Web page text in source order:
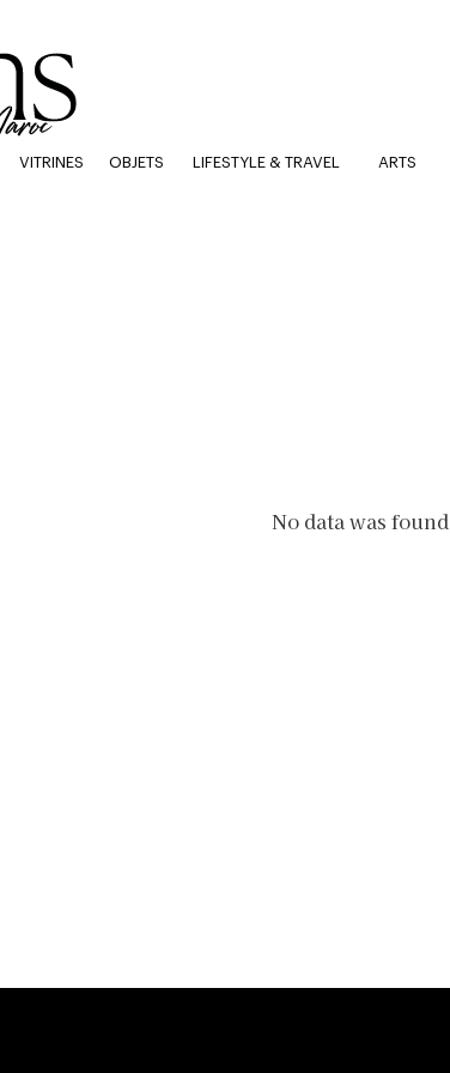
VITRINES OBJETS LIFESTYLE & TRAVEL ARTS
No data was found